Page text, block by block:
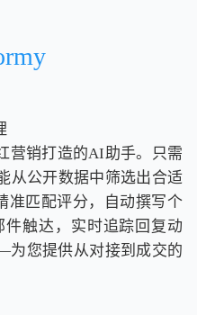
营销打造的AI助手。只需
从公开数据中筛选出合适
准匹配评分，自动撰写个
触达，实时追踪回复动
您提供从对接到成交的